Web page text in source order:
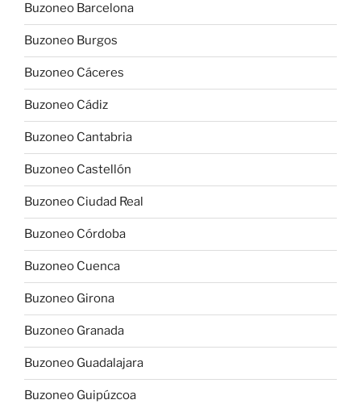
Buzoneo Barcelona
Buzoneo Burgos
Buzoneo Cáceres
Buzoneo Cádiz
Buzoneo Cantabria
Buzoneo Castellón
Buzoneo Ciudad Real
Buzoneo Córdoba
Buzoneo Cuenca
Buzoneo Girona
Buzoneo Granada
Buzoneo Guadalajara
Buzoneo Guipúzcoa